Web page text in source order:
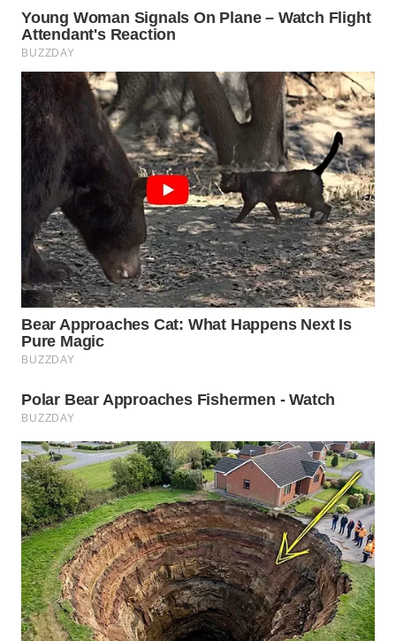
WN
SAMOSIR
WN
PADANG
LAWAS
WN
SUMEDANG
WN
CIANJUR
WN
KEPULAUAN
SERIBU
TANGERANG
WN
BINJAI
WN
CIREBON
WN
INDRAMAYU